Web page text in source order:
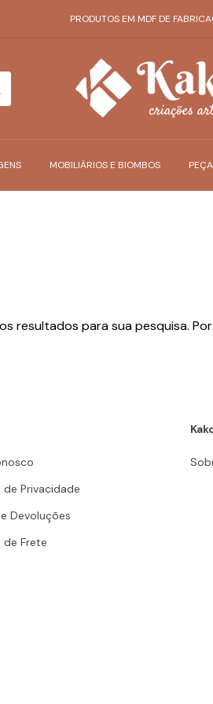
PRODUTOS EM MDF DE
MOBILIÁRIOS E BIOMBOS
resultados para sua pesquisa.
de Privacidade
Devoluções
de Frete